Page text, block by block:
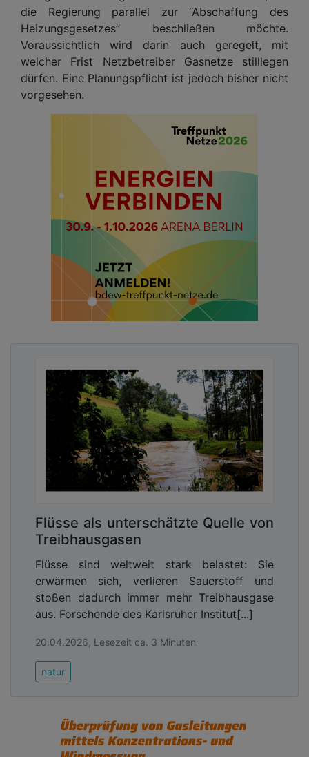
die Regierung parallel zur “Abschaffung des
Heizungsgesetzes” beschließen möchte.
Voraussichtlich wird darin auch geregelt, mit
welcher Frist Netzbetreiber Gasnetze stilllegen
dürfen. Eine Planungspflicht ist jedoch bisher nicht
vorgesehen.
Flüsse als unterschätzte Quelle von
Treibhausgasen
Flüsse sind weltweit stark belastet: Sie
erwärmen sich, verlieren Sauerstoff und
stoßen dadurch immer mehr Treibhausgase
aus. Forschende des Karlsruher Institut[...]
20.04.2026, Lesezeit ca. 3 Minuten
natur